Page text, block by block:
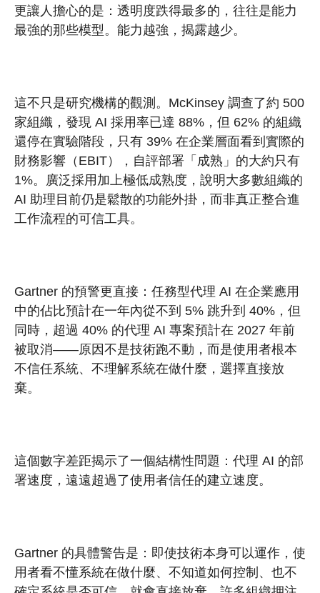
更讓人擔心的是：透明度跌得最多的，往往是能力
最強的那些模型。能力越強，揭露越少。
這不只是研究機構的觀測。McKinsey 調查了約 500
家組織，發現 AI 採用率已達 88%，但 62% 的組織
還停在實驗階段，只有 39% 在企業層面看到實際的
財務影響（EBIT），自評部署「成熟」的大約只有
1%。廣泛採用加上極低成熟度，說明大多數組織的
AI 助理目前仍是鬆散的功能外掛，而非真正整合進
工作流程的可信工具。
Gartner 的預警更直接：任務型代理 AI 在企業應用
中的佔比預計在一年內從不到 5% 跳升到 40%，但
同時，超過 40% 的代理 AI 專案預計在 2027 年前
被取消——原因不是技術跑不動，而是使用者根本
不信任系統、不理解系統在做什麼，選擇直接放
棄。
這個數字差距揭示了一個結構性問題：代理 AI 的部
署速度，遠遠超過了使用者信任的建立速度。
Gartner 的具體警告是：即使技術本身可以運作，使
用者看不懂系統在做什麼、不知道如何控制、也不